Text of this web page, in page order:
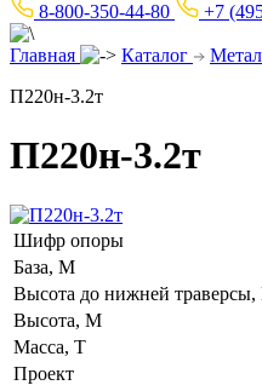
8-800-350-44-80
+7
Главная Каталог
П220н-3.2т
П220н-3.2т
Шифр опоры
База, М
Высота до нижней
Высота, М
Масса, Т
Проект